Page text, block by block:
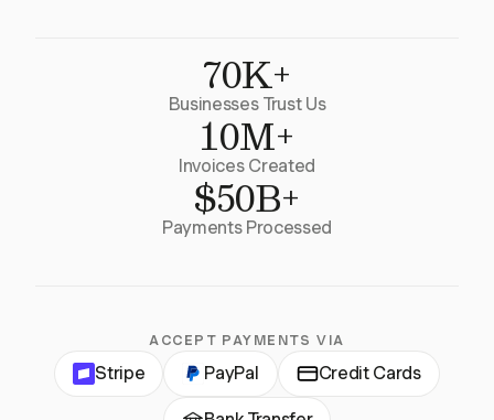
70K+
Businesses Trust Us
10M+
Invoices Created
$50B+
Payments Processed
ACCEPT PAYMENTS VIA
Stripe PayPal Credit Cards